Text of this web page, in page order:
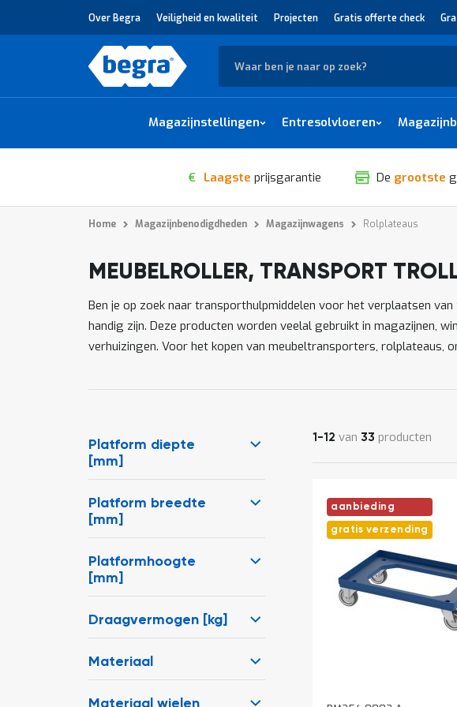
Over Begra Veiligheid en kwaliteit Projecten Gratis offerte check
Zoek
Magazijnstellingen Entresolvloeren
€ Laagste prijsgarantie De grootste
Home Magazijnbenodigdheden Magazijnwagens Rolplateaus
MEUBELROLLER, TRANSPORT
Ben je op zoek naar transporthulpmiddelen voor het verplaatsen
handig zijn. Deze producten worden veelal gebruikt in magazijnen,
verhuizingen. Voor het kopen van meubeltransporters, rolplateaus,
Platform diepte
[mm]
Platform breedte
[mm]
Platformhoogte
[mm]
Draagvermogen [kg]
Materiaal
Materiaal wielen
1 -12 van 33 producten
aanbieding
gratis verzending